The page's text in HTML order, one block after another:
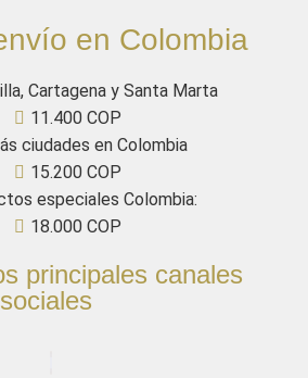
en Colombia
Cartagena y Santa Marta
11.400 COP
ciudades en Colombia
15.200 COP
especiales Colombia:
18.000 COP
principales canales
sociales